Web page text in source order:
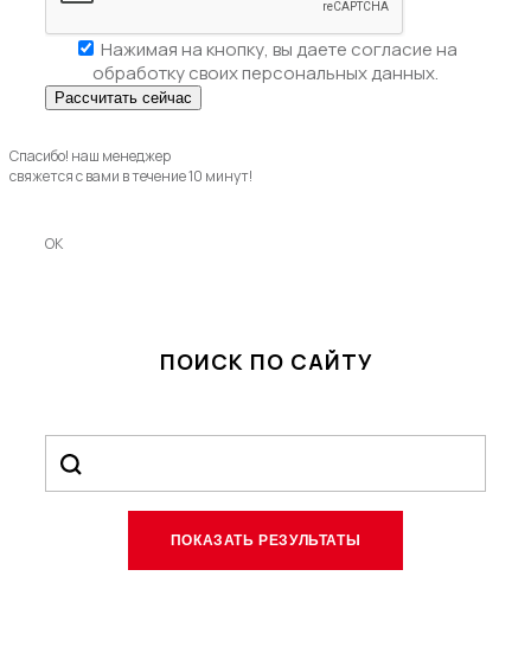
Нажимая на кнопку, вы даете согласие на
обработку своих персональных данных.
Спасибо! наш менеджер
свяжется с вами в течение 10 минут!
OK
ПОИСК ПО САЙТУ